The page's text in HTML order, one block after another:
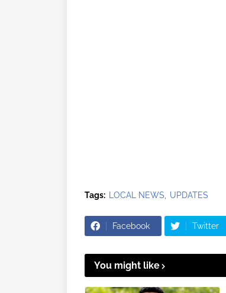
Tags: LOCAL NEWS UPDATES
Facebook Twitter
You might like